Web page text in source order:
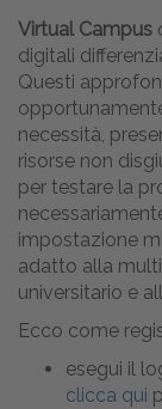
Virtual Campus
digitali
Questi
necessità,
risorse non
per testare la
impostazione
adatto alla
universitario e
Ecco come
esegui il
clicca qui